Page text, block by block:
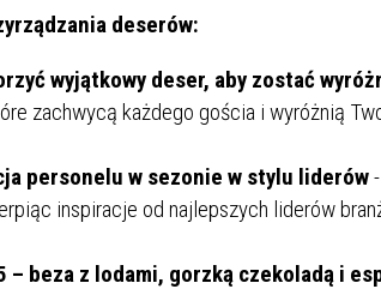
deserów:
wyjątkowy deser, aby zostać
zachwycą każdego gościa i wyróżnią
personelu w sezonie w stylu liderów
inspiracje od najlepszych liderów
– beza z lodami, gorzką czekoladą i